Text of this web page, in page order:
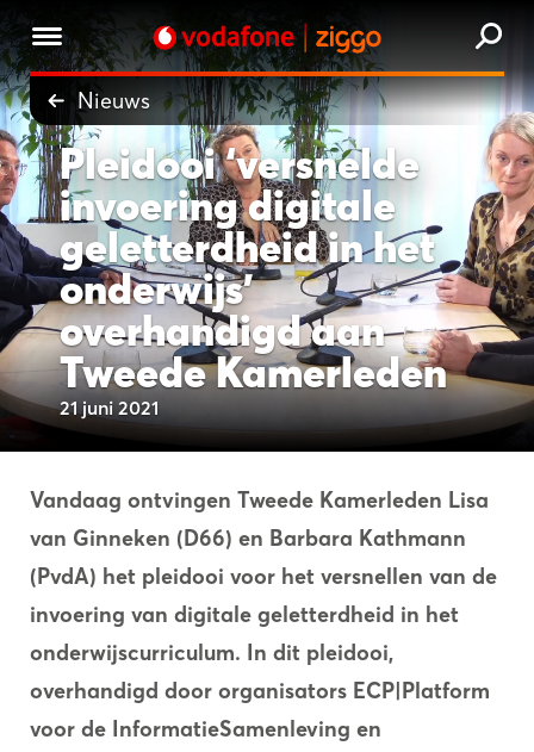
Nieuws
Pleidooi ‘versnelde
invoering digitale
geletterdheid in het
onderwijs’
overhandigd aan
Tweede Kamerleden
21 juni 2021
Vandaag ontvingen Tweede Kamerleden Lisa
van Ginneken (D66) en Barbara Kathmann
(PvdA) het pleidooi voor het versnellen van de
invoering van digitale geletterdheid in het
onderwijscurriculum. In dit pleidooi,
overhandigd door organisators ECP|Platform
voor de InformatieSamenleving en